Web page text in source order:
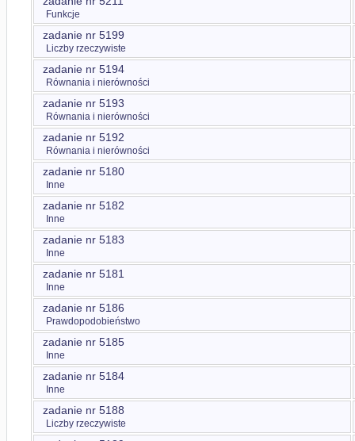
Funkcje
zadanie nr 5199
Liczby rzeczywiste
zadanie nr 5194
Równania i nierówności
zadanie nr 5193
Równania i nierówności
zadanie nr 5192
Równania i nierówności
zadanie nr 5180
Inne
zadanie nr 5182
Inne
zadanie nr 5183
Inne
zadanie nr 5181
Inne
zadanie nr 5186
Prawdopodobieństwo
zadanie nr 5185
Inne
zadanie nr 5184
Inne
zadanie nr 5188
Liczby rzeczywiste